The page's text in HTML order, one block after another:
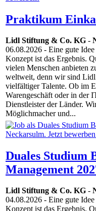
Praktikum
Lidl Stiftung & Co. KG -
06.08.2026 - Eine gute
Konzept ist das Ergebnis.
vielen Menschen anbieten
weltweit, denn wir sind
vielfältiger Talente. Ob im
Warengeschäft oder in der
Dienstleister der Länder.
Möglichmacher und...
Duales Studium
Management
Lidl Stiftung & Co. KG -
04.08.2026 - Eine gute
Konzept ist das Ergebnis.